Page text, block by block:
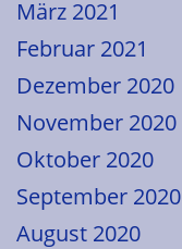
März 2021
Februar 2021
Dezember 2020
November 2020
Oktober 2020
September 2020
August 2020